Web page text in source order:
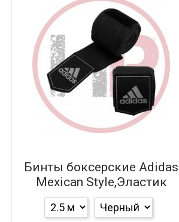
Бинты боксерские Adidas
Mexican Style,Эластик